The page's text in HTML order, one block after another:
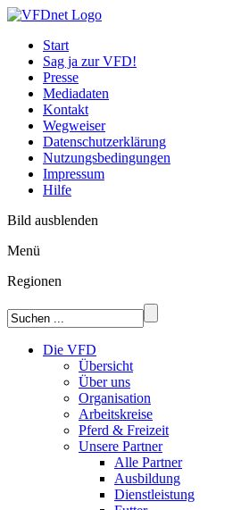
Start
Sag ja zur VFD!
Presse
Mediadaten
Kontakt
Wegweiser
Datenschutzerklärung
Nutzungsbedingungen
Impressum
Hilfe
Bild ausblenden
Menü
Regionen
Die VFD
Übersicht
Über uns
Organisation
Arbeitskreise
Pferd & Freizeit
Unsere Partner
Alle Partner
Ausbildung
Dienstleistung